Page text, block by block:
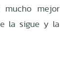
mucho mejor
la sigue y la